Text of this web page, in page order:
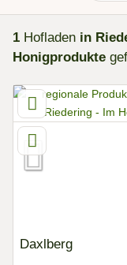
1 Hofladen in
Honigprodukte
Daxlberg